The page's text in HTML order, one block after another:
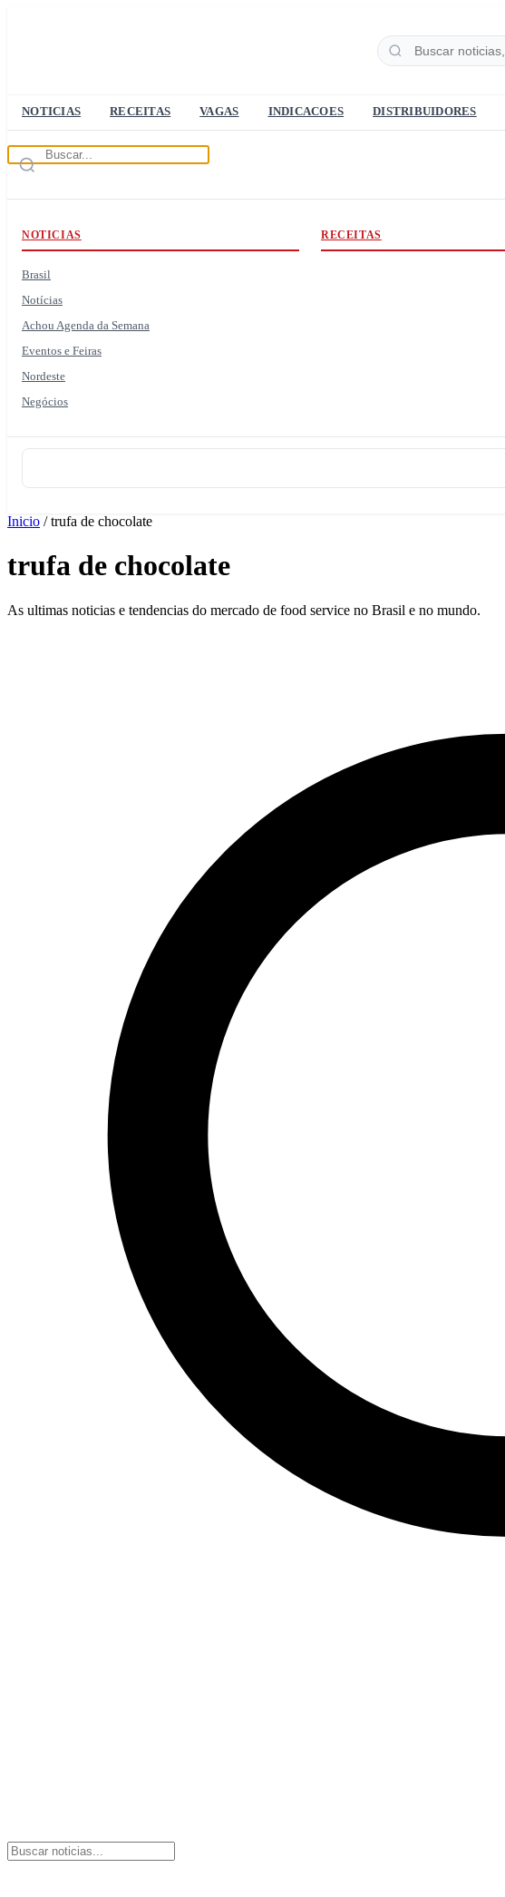
NOTICIAS RECEITAS VAGAS INDICACOES DISTRIBUIDORES
NOTICIAS
Brasil
Notícias
Achou Agenda da Semana
Eventos e Feiras
Nordeste
Negócios
RECEITAS
Inicio / trufa de chocolate
trufa de chocolate
As ultimas noticias e tendencias do mercado de food service no Brasil e no mundo.